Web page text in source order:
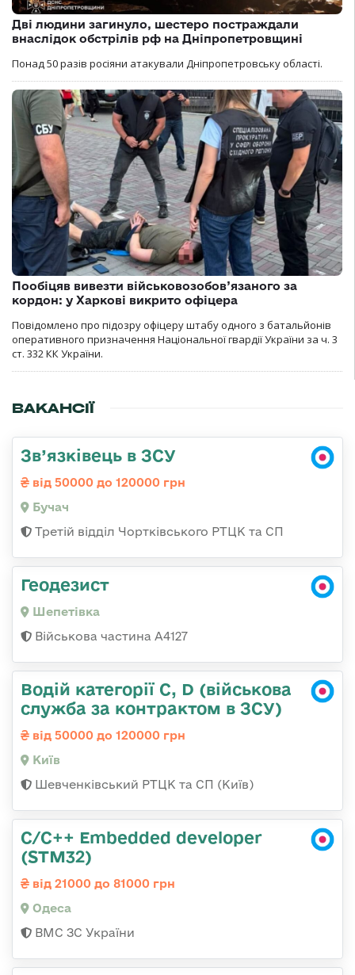
Дві людини загинуло, шестеро постраждали
внаслідок обстрілів рф на Дніпропетровщині
Понад 50 разів росіяни атакували Дніпропетровську області.
Пообіцяв вивезти військовозобов’язаного за
кордон: у Харкові викрито офіцера
Повідомлено про підозру офіцеру штабу одного з батальйонів
оперативного призначення Національної гвардії України за ч. 3
ст. 332 КК України.
ВАКАНСІЇ
Зв’язківець в ЗСУ
від 50000 до 120000 грн
Бучач
Третій відділ Чортківського РТЦК та СП
Геодезист
Шепетівка
Військова частина А4127
Водій категорії C, D (військова
служба за контрактом в ЗСУ)
від 50000 до 120000 грн
Київ
Шевченківський РТЦК та СП (Київ)
C/C++ Embedded developer
(STM32)
від 21000 до 81000 грн
Одеса
ВМС ЗС України